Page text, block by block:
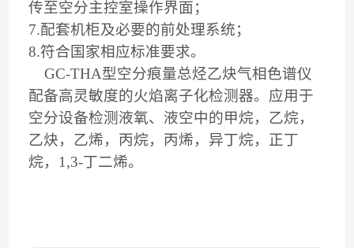
传至空分主控室操作界面；
7.配套机柜及必要的前处理系统；
8.符合国家相应标准要求。
GC-THA型空分痕量总烃乙炔气相色谱仪
配备高灵敏度的火焰离子化检测器。应用于
空分设备检测液氧、液空中的甲烷，乙烷，
乙炔，乙烯，丙烷，丙烯，异丁烷，正丁
烷， 1,3-丁二烯。